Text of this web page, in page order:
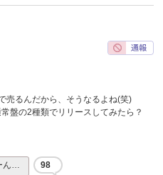
売るんだから、そうなるよね(笑)
盤の2種類でリリースしてみたら？
ん… 98